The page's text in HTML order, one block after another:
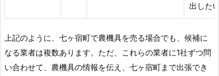
出した
上記のように、七ヶ宿町で農機具を売る場合でも、候補に
なる業者は複数あります。ただ、これらの業者に1社ずつ問
い合わせて、農機具の情報を伝え、七ヶ宿町まで出張でき